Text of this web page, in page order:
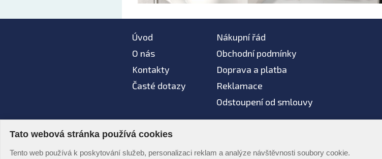
Úvod
O nás
Kontakty
Časté dotazy
Nákupní řád
Obchodní podmínky
Doprava a platba
Reklamace
Odstoupení od smlouvy
Na tomto webu nepoužíváme AI systémy
© AZ koupelny® 2006 - 2026 - Podmínky použití Ochrana dat
Tato webová stránka používá cookies
Tento web používá k poskytování služeb, personalizaci reklam a analýze návštěvnosti soubory cookie.